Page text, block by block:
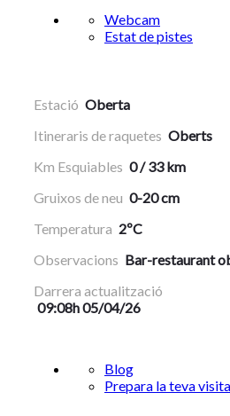
Webcam
Estat de pistes
Estació Oberta
Itineraris de raquetes Oberts
Km Esquiables 0 / 33 km
Gruixos de neu 0-20 cm
Temperatura 2ºC
Observacions Bar-restaurant
Darrera actualització
09:08h 05/04/26
Blog
Prepara la teva visita